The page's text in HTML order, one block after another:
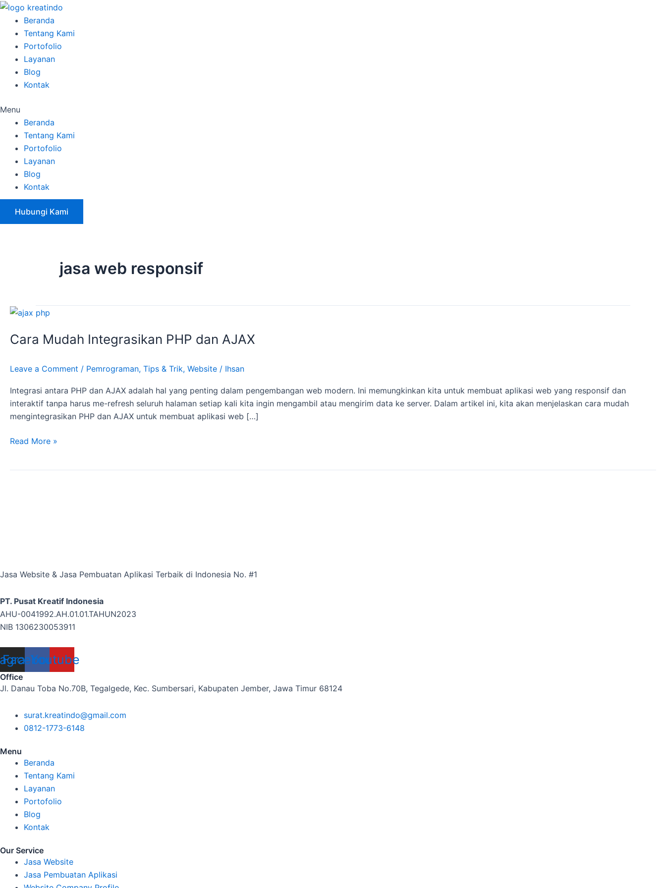
Skip
content
Beranda
Tentang Kami
Portofolio
Layanan
Blog
Kontak
Menu
Beranda
Tentang Kami
Portofolio
Layanan
Blog
Kontak
Hubungi Kami
jasa web responsif
Cara Mudah Integrasikan PHP dan AJAX
Leave a Comment / Pemrograman, Tips & Trik, Website / Ihsan
Integrasi antara PHP dan AJAX adalah hal yang penting dalam pengembangan web modern. Ini memungkinkan kita untuk membuat aplikasi web yang responsif dan
interaktif tanpa harus me-refresh seluruh halaman setiap kali kita ingin mengambil atau mengirim data ke server. Dalam artikel ini, kita akan menjelaskan cara mudah
mengintegrasikan PHP dan AJAX untuk membuat aplikasi web […]
Cara
Integrasikan
Read More »
Jasa Website & Jasa Pembuatan Aplikasi Terbaik di Indonesia No. #1
PT. Pusat Kreatif Indonesia
AHU-0041992.AH.01.01.TAHUN2023
NIB 1306230053911
Facebook
Youtube
Office
Jl. Danau Toba No.70B, Tegalgede, Kec. Sumbersari, Kabupaten Jember, Jawa Timur 68124
surat.kreatindo@gmail.com
0812-1773-6148
Menu
Beranda
Tentang Kami
Layanan
Portofolio
Blog
Kontak
Our Service
Jasa Website
Jasa Pembuatan Aplikasi